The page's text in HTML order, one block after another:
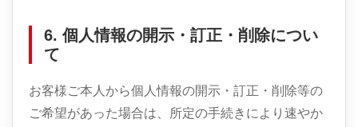
6. 個人情報の開示・訂正・削除につい
て
お客様ご本人から個人情報の開示・訂正・削除等の
ご希望があった場合は、所定の手続きにより速やか